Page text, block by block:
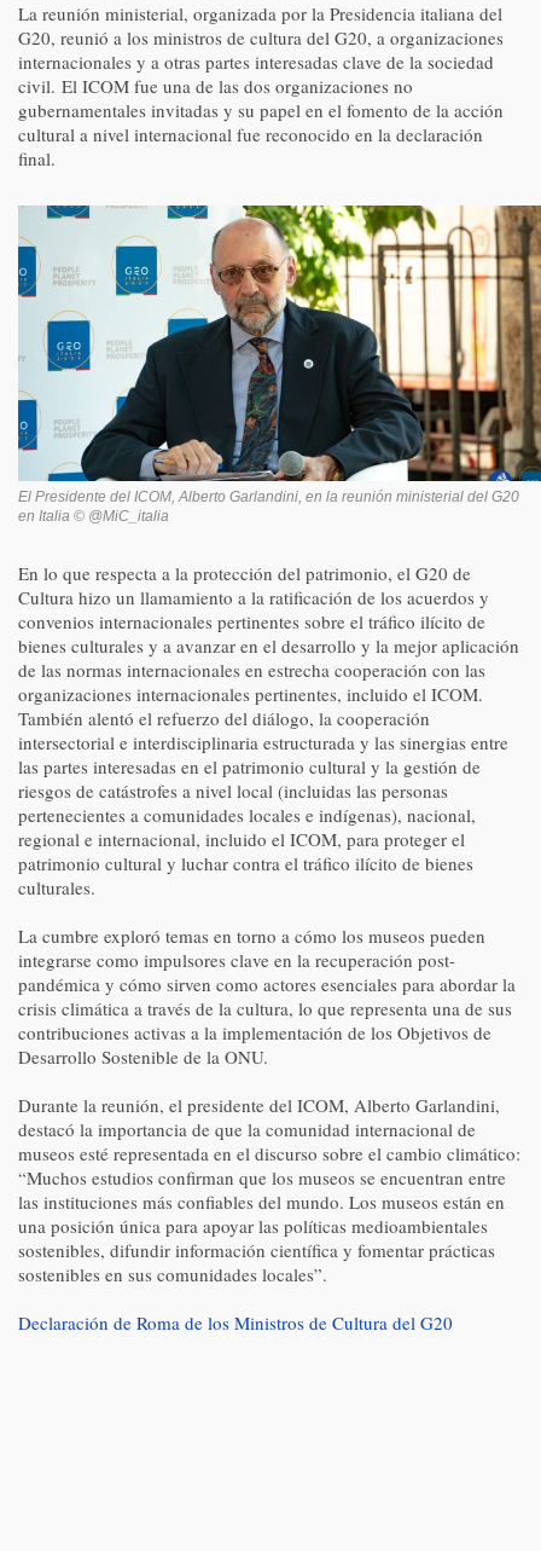
La reunión ministerial, organizada por la Presidencia italiana del
G20, reunió a los ministros de cultura del G20, a organizaciones
internacionales y a otras partes interesadas clave de la sociedad
civil. El ICOM fue una de las dos organizaciones no
gubernamentales invitadas y su papel en el fomento de la acción
cultural a nivel internacional fue reconocido en la declaración
final.
El Presidente del ICOM, Alberto Garlandini, en la reunión ministerial del G20
en Italia © @MiC_italia
En lo que respecta a la protección del patrimonio, el G20 de
Cultura hizo un llamamiento a la ratificación de los acuerdos y
convenios internacionales pertinentes sobre el tráfico ilícito de
bienes culturales y a avanzar en el desarrollo y la mejor aplicación
de las normas internacionales en estrecha cooperación con las
organizaciones internacionales pertinentes, incluido el ICOM.
También alentó el refuerzo del diálogo, la cooperación
intersectorial e interdisciplinaria estructurada y las sinergias entre
las partes interesadas en el patrimonio cultural y la gestión de
riesgos de catástrofes a nivel local (incluidas las personas
pertenecientes a comunidades locales e indígenas), nacional,
regional e internacional, incluido el ICOM, para proteger el
patrimonio cultural y luchar contra el tráfico ilícito de bienes
culturales.
La cumbre exploró temas en torno a cómo los museos pueden
integrarse como impulsores clave en la recuperación post-
pandémica y cómo sirven como actores esenciales para abordar la
crisis climática a través de la cultura, lo que representa una de sus
contribuciones activas a la implementación de los Objetivos de
Desarrollo Sostenible de la ONU.
Durante la reunión, el presidente del ICOM, Alberto Garlandini,
destacó la importancia de que la comunidad internacional de
museos esté representada en el discurso sobre el cambio climático:
“Muchos estudios confirman que los museos se encuentran entre
las instituciones más confiables del mundo. Los museos están en
una posición única para apoyar las políticas medioambientales
sostenibles, difundir información científica y fomentar prácticas
sostenibles en sus comunidades locales”.
Declaración de Roma de los Ministros de Cultura del G20